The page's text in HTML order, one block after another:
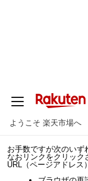
ようこそ 楽天市場へ
お手数ですが次のいず
なおリンクをクリック
URL（ページアドレス